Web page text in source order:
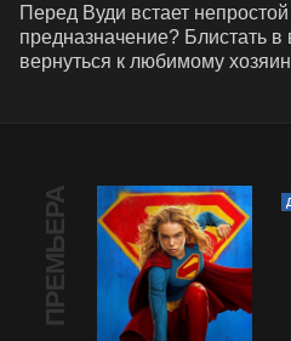
Перед Вуди встает
предназначение? Блистать
вернуться к любимому
ПРЕМЬЕРА